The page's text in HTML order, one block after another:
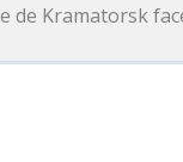
de Kramatorsk